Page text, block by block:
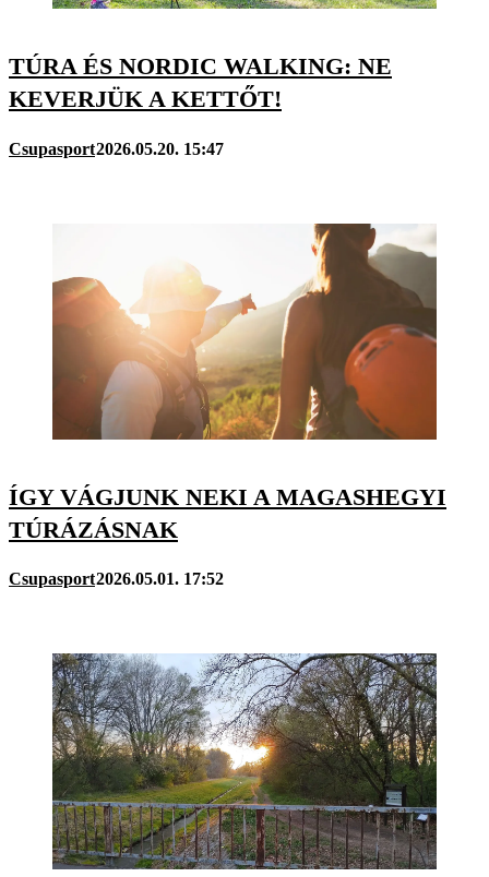
TÚRA ÉS NORDIC WALKING: NE
KEVERJÜK A KETTŐT!
Csupasport2026.05.20. 15:47
ÍGY VÁGJUNK NEKI A MAGASHEGYI
TÚRÁZÁSNAK
Csupasport2026.05.01. 17:52